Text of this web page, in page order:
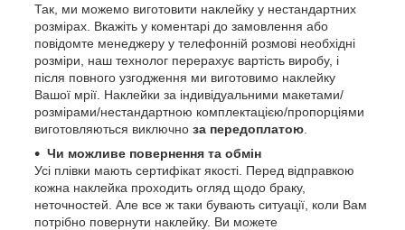
Так, ми можемо виготовити наклейку у нестандартних
розмірах. Вкажіть у коментарі до замовлення або
повідомте менеджеру у телефонній розмові необхідні
розміри, наш технолог перерахує вартість виробу, і
після повного узгодження ми виготовимо наклейку
Вашої мрії. Наклейки за індивідуальними макетами/
розмірами/нестандартною комплектацією/пропорціями
виготовляються виключно за передоплатою
Чи можливе повернення та обмін
Усі плівки мають сертифікат якості. Перед відправкою
кожна наклейка проходить огляд щодо браку,
неточностей. Але все ж таки бувають ситуації, коли Вам
потрібно повернути наклейку. Ви можете